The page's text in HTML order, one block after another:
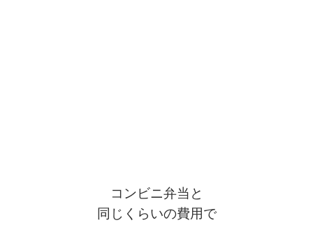
コンビニ弁当と
同じくらいの費用で